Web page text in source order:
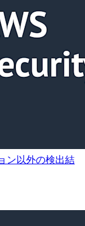
ン以外の検出結